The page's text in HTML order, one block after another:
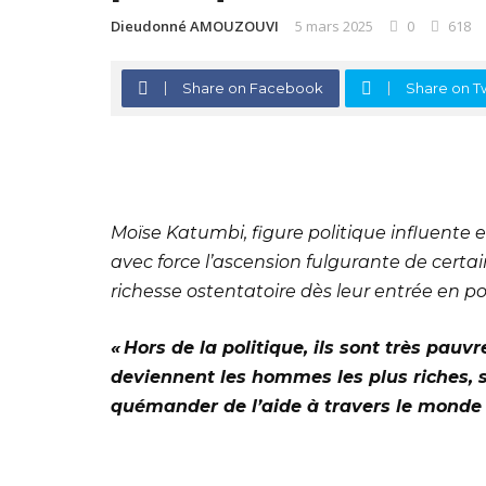
Dieudonné AMOUZOUVI 5 mars 2025 0 618
Share on Facebook Share on
Moïse Katumbi, figure politique influente
avec force l’ascension fulgurante de
richesse ostentatoire dès leur entrée en
« Hors de la politique, ils sont très
deviennent les hommes les plus
quémander de l’aide à travers le monde